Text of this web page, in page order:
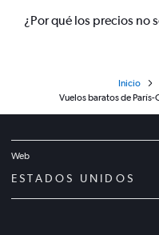
¿Por qué los precios no
Inicio
Vuelos baratos de
Web
ESTADOS UNIDOS